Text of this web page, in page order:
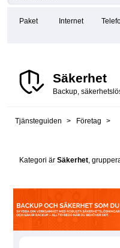
Paket Internet
Säkerhet
Backup,
Tjänsteguiden Företag
Kategori är Säkerhet ,